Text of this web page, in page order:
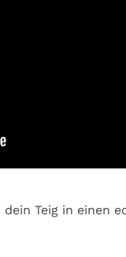
Teig in einen